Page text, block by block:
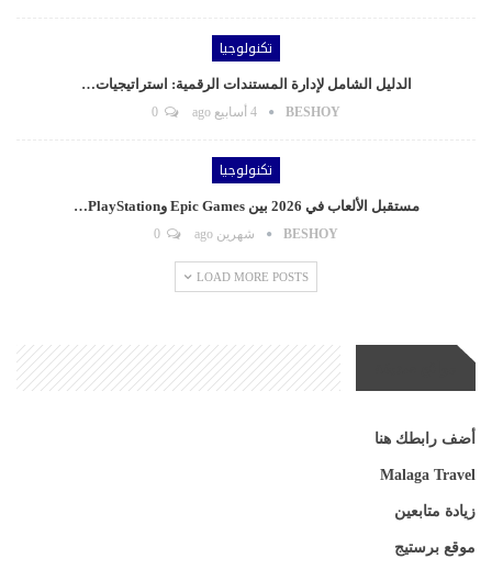
تكنولوجيا
الدليل الشامل لإدارة المستندات الرقمية: استراتيجيات…
BESHOY 4 أسابيع ago
تكنولوجيا
مستقبل الألعاب في 2026 بين Epic Games وPlayStation…
BESHOY شهرين ago
LOAD MORE POSTS
أضف رابطك هنا
Malaga Travel
زيادة متابعين
موقع برستيج